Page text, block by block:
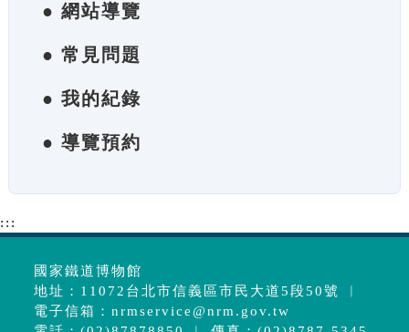
● 網站導覽
● 常見問題
● 我的紀錄
● 導覽預約
:::
國家鐵道博物館
地址：11072台北市信義區市民大道5段50號 ︱
電子信箱：nrmservice@nrm.gov.tw